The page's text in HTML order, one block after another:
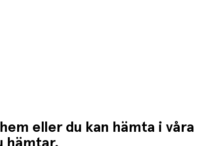
eller du kan hämta i våra